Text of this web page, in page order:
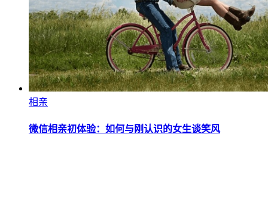
相亲
微信相亲初体验：如何与刚认识的女生谈笑风